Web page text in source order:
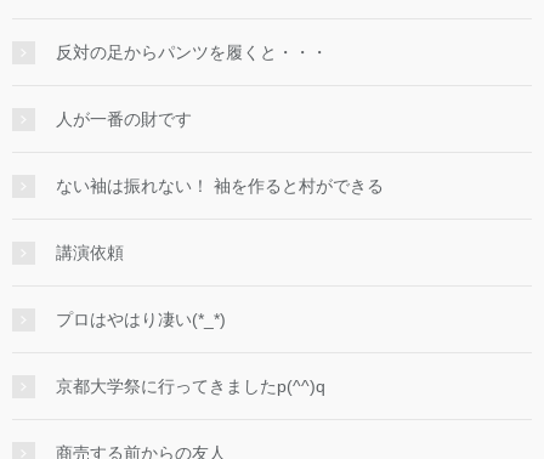
反対の足からパンツを履くと・・・
人が一番の財です
ない袖は振れない！ 袖を作ると村ができる
講演依頼
プロはやはり凄い(*_*)
京都大学祭に行ってきましたp(^^)q
商売する前からの友人